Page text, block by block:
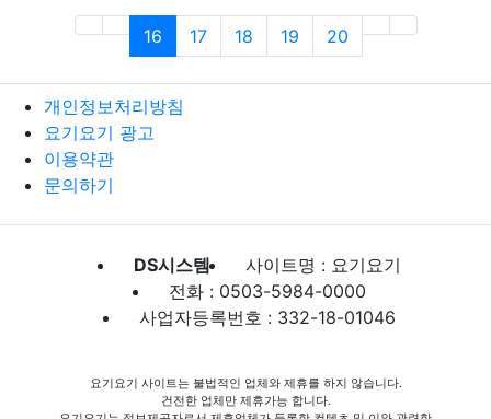
16(current)
17 18 19 20
개인정보처리방침
요기요기 광고
이용약관
문의하기
DS시스템
사이트명 : 요기요기
전화 : 0503-5984-0000
사업자등록번호 : 332-18-01046
요기요기 사이트는 불법적인 업체와 제휴를 하지 않습니다.
건전한 업체만 제휴가능 합니다.